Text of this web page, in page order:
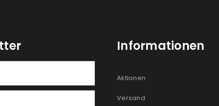
Informationen
Aktionen
Versand